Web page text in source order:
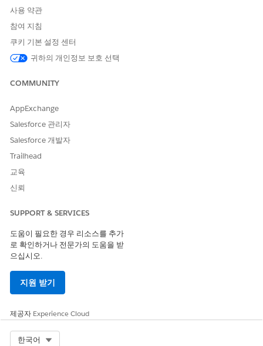
다. 관리자 승인 또는 자동 처리와 같은 사용자 정의 논리를 포함하
도록 Flow Builder에서 플로를 구축할 수 있습니다.
을 참조하세요.
되어 있지 않습니다. Flow Builder를 사용하여 요청을 수집하고 처
듭니다.
사용 약관
참여 지침
쿠키 기본 설정 센터
귀하의 개인정보 보호 선택
COMMUNITY
AppExchange
Salesforce 관리자
Salesforce 개발자
Trailhead
교육
신뢰
SUPPORT & SERVICES
도움이 필요한 경우 리소스를 추가
로 확인하거나 전문가의 도움을 받
으십시오.
지원 받기
제공자 Experience Cloud
한국어